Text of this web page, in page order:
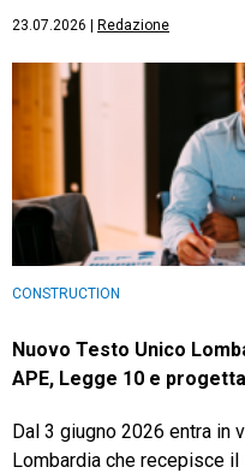
23.07.2026 | Redazione
CONSTRUCTION
Nuovo Testo Unico
APE, Legge 10 e
Dal 3 giugno 2026 entra in
Lombardia che recepisce